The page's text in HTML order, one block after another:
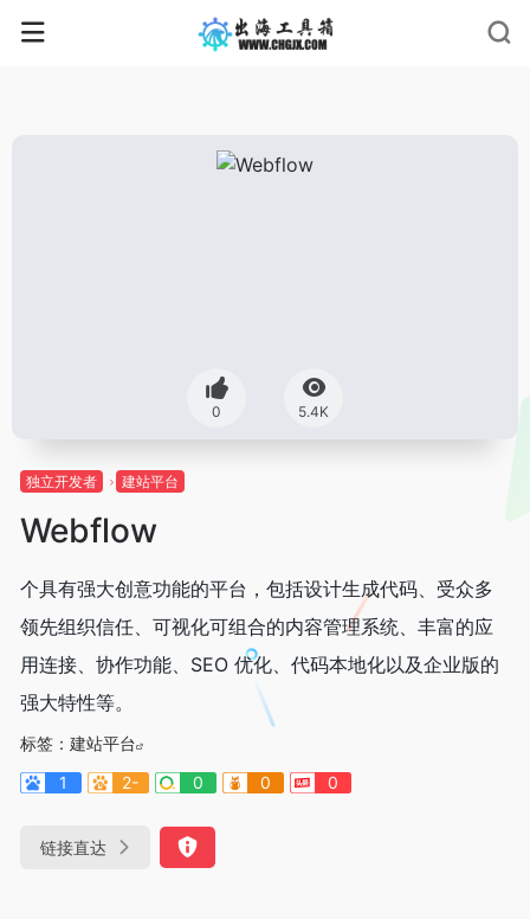
0 5.4K
独立开发者 建站平台
Webflow
个具有强大创意功能的平台，包括设计生成代码、受众多
领先组织信任、可视化可组合的内容管理系统、丰富的应
用连接、协作功能、SEO 优化、代码本地化以及企业版的
强大特性等。
标签： 建站平台
1
2- 0 0 0
链接直达